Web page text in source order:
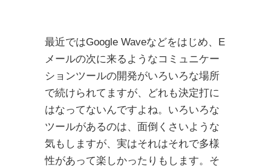
最近ではGoogle Waveなどをはじめ、E
メールの次に来るようなコミュニケー
ションツールの開発がいろいろな場所
で続けられてますが、どれも決定打に
はなってないんですよね。いろいろな
ツールがあるのは、面倒くさいような
気もしますが、実はそれはそれで多様
性があって楽しかったりもします。そ